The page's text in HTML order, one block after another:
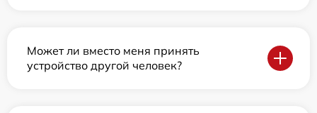
Может ли вместо меня принять
устройство другой человек?